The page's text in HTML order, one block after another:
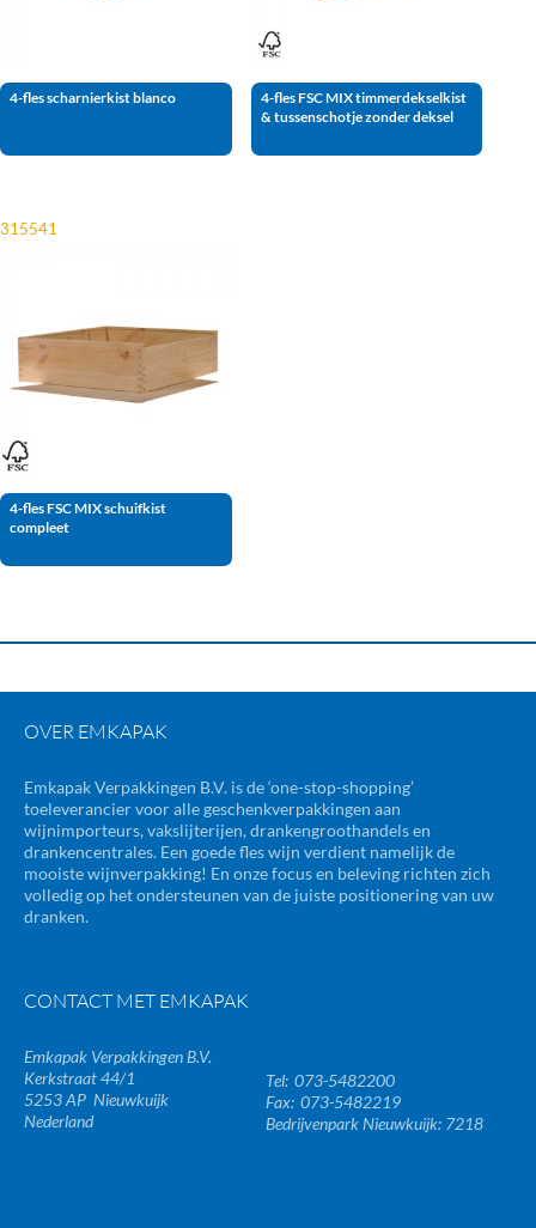
4-fles scharnierkist blanco
4-fles FSC MIX timmerdekselkist
& tussenschotje zonder deksel
315541
4-fles FSC MIX schuifkist
compleet
OVER EMKAPAK
Emkapak Verpakkingen B.V. is de ‘one-stop-shopping’
toeleverancier voor alle geschenkverpakkingen aan
wijnimporteurs, vakslijterijen, drankengroothandels en
drankencentrales. Een goede fles wijn verdient namelijk de
mooiste wijnverpakking! En onze focus en beleving richten zich
volledig op het ondersteunen van de juiste positionering van uw
dranken.
CONTACT MET EMKAPAK
Emkapak Verpakkingen B.V.
Kerkstraat 44/1
5253 AP Nieuwkuijk
Nederland
073-5482200
073-5482219
Bedrijvenpark Nieuwkuijk: 7218